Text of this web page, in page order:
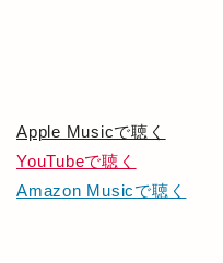
Apple Musicで聴く
YouTubeで聴く
Amazon Musicで聴く